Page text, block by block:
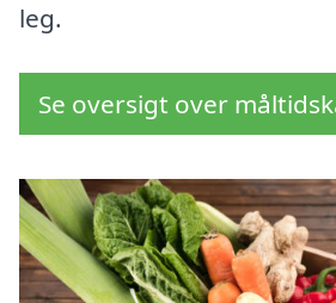
leg.
Se oversigt over